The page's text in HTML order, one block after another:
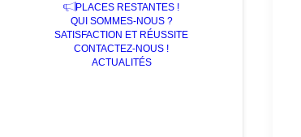
PLACES RESTANTES !
QUI SOMMES-NOUS ?
SATISFACTION ET RÉUSSITE
CONTACTEZ-NOUS !
ACTUALITÉS